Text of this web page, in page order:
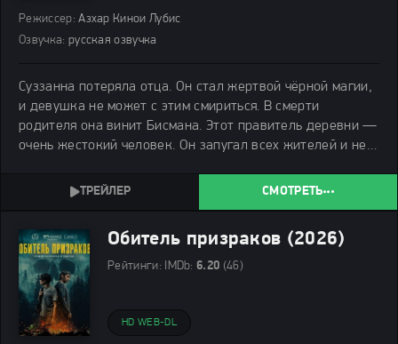
Режиссер: Азхар Кинои Лубис
Озвучка: русская озвучка
Суззанна потеряла отца. Он стал жертвой чёрной магии,
и девушка не может с этим смириться. В смерти
родителя она винит Бисмана. Этот правитель деревни —
очень жестокий человек. Он запугал всех жителей и не
сильная жажда расплаты подталкиваютСМОТРЕТЬ
Обитель призраков (2026)
Рейтинги: IMDb:6.20 (46)
HD WEB-DL